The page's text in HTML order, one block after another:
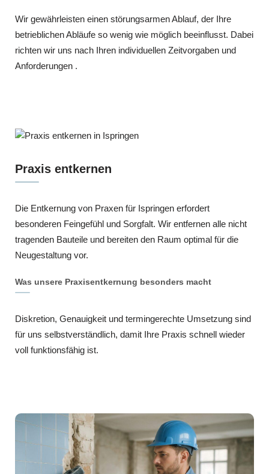
Wir gewährleisten einen störungsarmen Ablauf, der Ihre
betrieblichen Abläufe so wenig wie möglich beeinflusst. Dabei
richten wir uns nach Ihren individuellen Zeitvorgaben und
Anforderungen .
Praxis entkernen
Die Entkernung von Praxen für Ispringen erfordert
besonderen Feingefühl und Sorgfalt. Wir entfernen alle nicht
tragenden Bauteile und bereiten den Raum optimal für die
Neugestaltung vor.
Was unsere Praxisentkernung besonders macht
Diskretion, Genauigkeit und termingerechte Umsetzung sind
für uns selbstverständlich, damit Ihre Praxis schnell wieder
voll funktionsfähig ist.